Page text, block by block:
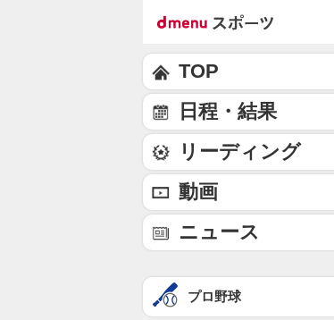
TOP
日程・結果
リーディング
動画
ニュース
プロ野球